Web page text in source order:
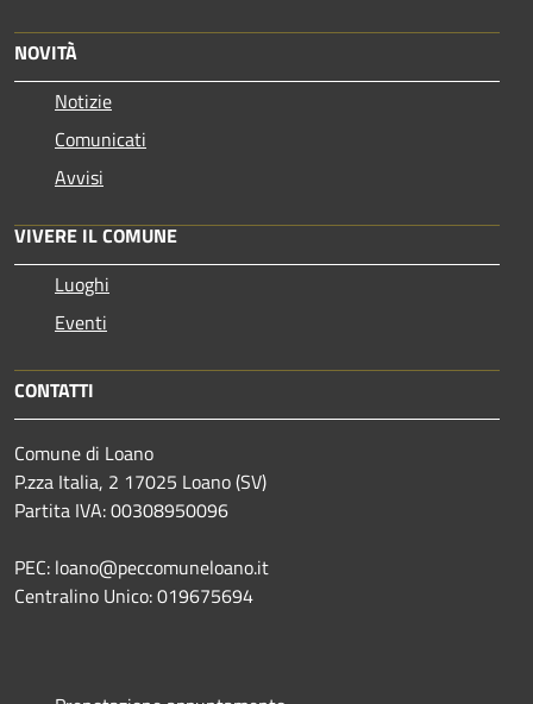
NOVITÀ
Notizie
Comunicati
Avvisi
VIVERE IL COMUNE
Luoghi
Eventi
CONTATTI
Comune di Loano
P.zza Italia, 2 17025 Loano (SV)
Partita IVA: 00308950096
PEC: loano@peccomuneloano.it
Centralino Unico: 019675694